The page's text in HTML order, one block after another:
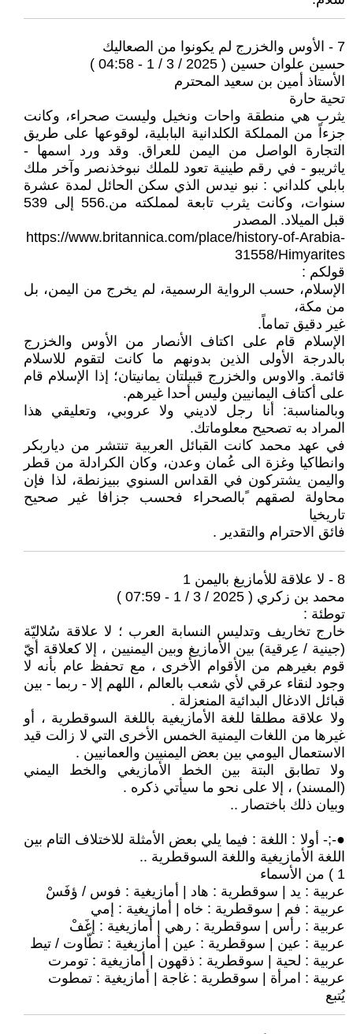
7 - الأوس والخزرج لم يكونوا من الصعاليك
حسين علوان حسين ( 2025 / 3 / 1 - 04:58 )
الأستاذ أمين بن سعيد المحترم
تحية حارة
يثرب هي منطقة واحات ونخيل وليست صحراء، وكانت
جزءاً من المملكة الكلدانية البابلية، لوقوعها على طريق
التجارة الواصل من اليمن للعراق. وقد ورد اسمها -
ياثريبو - في رقم طينية تعود للملك نبوخذنصر وآخر ملك
بابلي كلداني : نبو نيدس الذي سكن الحائل لمدة عشرة
سنوات، وكانت يثرب تابعة لمملكته من.556 إلى 539
قبل الميلاد. المصدر
https://www.britannica.com/place/history-of-Arabia-
31558/Himyarites
قولكم :
الإسلام، حسب الرواية الرسمية، لم يخرج من اليمن، بل
من مكة،
غير دقيق تماماً.
الإسلام قام على اكتاف الأنصار من الأوس والخزرج
بالدرجة الأولى الذين بدونهم ما كانت لتقوم للاسلام
قائمة. والاوس والخزرج قبيلتان يمانيتان؛ إذا الإسلام قام
على أكتاف اليمانيين وليس أحدا غيرهم.
وبالمناسبة: أنا رجل لاديني ولا عروبي، وتعليقي هذا
المراد به تصحيح معلوماتك.
في عهد محمد كانت القبائل العربية تنتشر من دياربكر
وانطاكيا وغزة الى عُمان وعدن، وكان الكرادلة من قطر
واليمن يشتركون في القداس السنوي ببيزنطة، لذا فإن
محاولة لصقهم ًبالصحراء فحسب جزافا غير صحيح
تاريخيا
فائق الاحترام والتقدير .
8 - لا علاقة للأمازيغ باليمن 1
محمد بن زكري ( 2025 / 3 / 1 - 07:59 )
توطئة :
خارج تخاريف وتدليس النسابة العرب ؛ لا علاقة سُلاليّة
(جينية / عِرقية) بين الأمازيغ وبين اليمنيين ، إلا كعلاقة أيّ
قوم بغيرهم من الأقوام الأخرى ، مع تحفظ عام بأنه لا
وجود لنقاء عرقي لأي شعب بالعالم ، اللهم إلا - ربما - بين
قبائل الادغال البدائية المنعزلة .
ولا علاقة مطلقا للغة الأمازيغية باللغة السوقطرية ، أو
غيرها من اللغات اليمنية الخمس الأخرى التي لا زالت قيد
الاستعمال اليومي بين بعض اليمنيين والعمانيين .
ولا تطابق البتة بين الخط الأمازيغي والخط اليمني
(المسند) ، إلا على نحو ما سيأتي ذكره .
وبيان ذلك باختصار ..
●-;- أولا : اللغة : فيما يلي بعض الأمثلة للاختلاف التام بين
اللغة الأمازيغية واللغة السوقطرية ..
1 ) من الأسماء
عربية : يد | سوقطرية : هاد | أمازيغية : فوس / ؤفَسْ
عربية : فم | سوقطرية : خاه | أمازيغية : إمي
عربية : رأس | سوقطرية : رهي | أمازيغية : إغَفْ
عربية : عين | سوقطرية : عين | أمازيغية : تطّاوت / تيط
عربية : لحية | سوقطرية : ذقهون | أمازيغية : تومرت
عربية : امرأة | سوقطرية : غاجة | أمازيغية : تمطوت
يُتبع